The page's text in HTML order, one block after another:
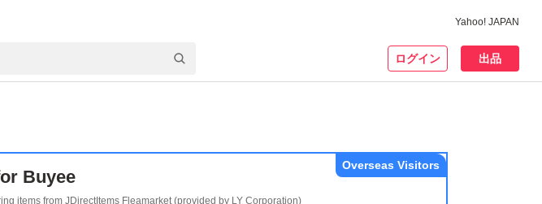
Yahoo! JAPAN
ログイン 出品
Buyee
items from JDirectItems Fleamarket (provided by LY Corporation)
Overseas Visitors